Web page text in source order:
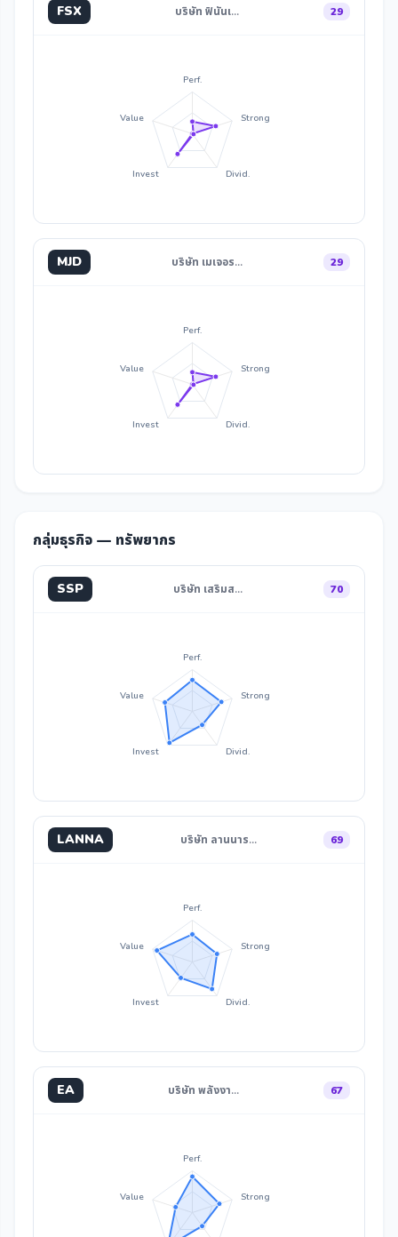
FSX บริษัท ฟินันเ… 29
Perf.
Strong
Divid.
Invest
Value
MJD บริษัท เมเจอร… 29
Perf.
Strong
Divid.
Invest
Value
กลุ่มธุรกิจ — ทรัพยากร
SSP บริษัท เสริมส… 70
Perf.
Strong
Divid.
Invest
Value
LANNA บริษัท ลานนาร… 69
Perf.
Strong
Divid.
Invest
Value
EA บริษัท พลังงา… 67
Perf.
Strong
Value